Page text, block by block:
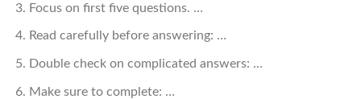
Focus on first five questions. …
Read carefully before answering: …
Double check on complicated answers: …
Make sure to complete: …